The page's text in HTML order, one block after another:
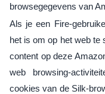
browsegegevens van
Als je een Fire-
het is om op het web te
content op deze
web browsing-
cookies van de Silk-